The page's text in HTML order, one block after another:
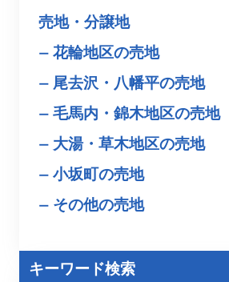
売地・分譲地
花輪地区の売地
尾去沢・八幡平の売地
毛馬内・錦木地区の売地
大湯・草木地区の売地
小坂町の売地
その他の売地
キーワード検索